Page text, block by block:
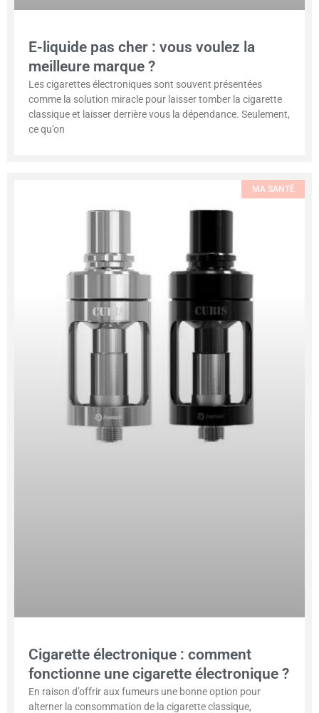
E-liquide pas cher : vous voulez la
meilleure marque ?
Les cigarettes électroniques sont souvent présentées
comme la solution miracle pour laisser tomber la cigarette
classique et laisser derrière vous la dépendance. Seulement,
ce qu’on
MA SANTÉ
Cigarette électronique : comment
fonctionne une cigarette électronique ?
En raison d’offrir aux fumeurs une bonne option pour
alterner la consommation de la cigarette classique,